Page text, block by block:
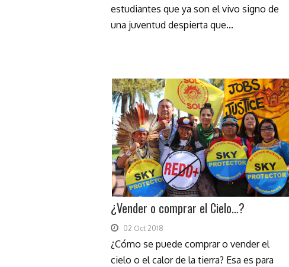
estudiantes que ya son el vivo signo de
una juventud despierta que...
¿Vender o comprar el Cielo…?
02 Oct 2018
¿Cómo se puede comprar o vender el
cielo o el calor de la tierra? Esa es para